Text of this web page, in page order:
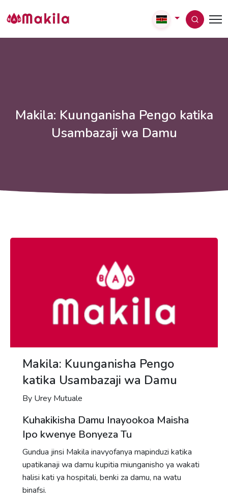
Makila: Kuunganisha Pengo katika
Usambazaji wa Damu
Makila: Kuunganisha Pengo
katika Usambazaji wa Damu
By Urey Mutuale
Kuhakikisha Damu Inayookoa Maisha
Ipo kwenye Bonyeza Tu
Gundua jinsi Makila inavyofanya mapinduzi katika
upatikanaji wa damu kupitia miunganisho ya wakati
halisi kati ya hospitali, benki za damu, na watu
binafsi.